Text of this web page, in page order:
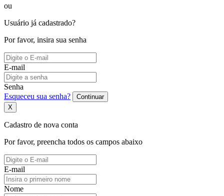
ou
Usuário já cadastrado?
Por favor, insira sua senha
E-mail
Senha
Esqueceu sua senha?
Continuar
X
Cadastro de nova conta
Por favor, preencha todos os campos abaixo
E-mail
Nome